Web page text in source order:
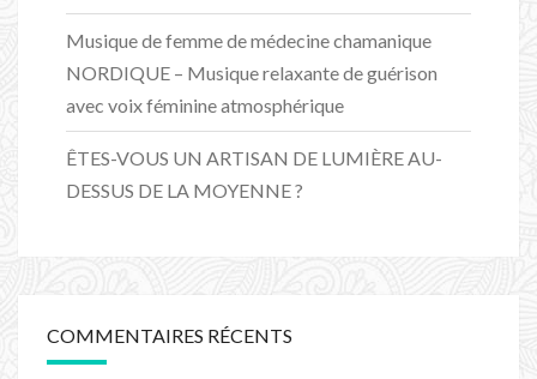
Musique de femme de médecine chamanique
NORDIQUE – Musique relaxante de guérison
avec voix féminine atmosphérique
ÊTES-VOUS UN ARTISAN DE LUMIÈRE AU-
DESSUS DE LA MOYENNE ?
COMMENTAIRES RÉCENTS